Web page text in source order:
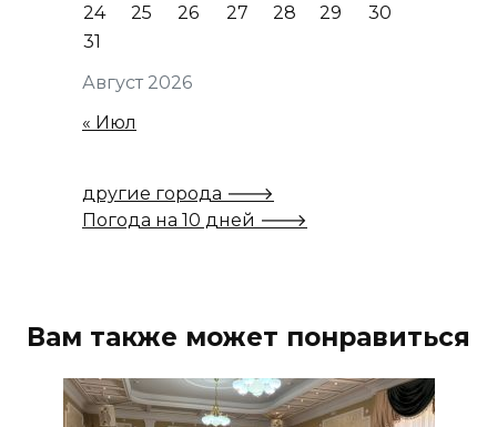
Август 2026
24
25 26 27 28 29
30
31
« Июл
другие города 🡒
Погода на 10 дней 🡒
Вам также может понравиться